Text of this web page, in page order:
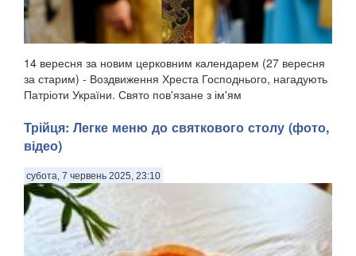
14 вересня за новим церковним календарем (27 вересня
за старим) - Воздвиження Хреста Господнього, нагадують
Патріоти України. Свято пов'язане з ім'ям
яка, згідно з церковним переказом, відшукала Хр...
Трійця: Легке меню до святкового столу (фото,
відео)
субота, 7 червень 2025, 23:10